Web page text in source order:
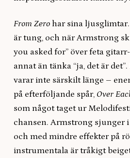
From Zero har sina ljusglimtar.
är tung, och när Armstrong
you asked for” över feta
annat än tänka “ja, det är
varar inte särskilt länge –
på efterföljande spår, Over
som något taget ur
chansen. Armstrong sjunger
och med mindre effekter på
instrumentala är tråkigt